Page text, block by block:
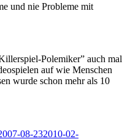
und nie Probleme mit
Polemiker” auch mal
auf wie Menschen
wurde schon mehr als 10
08-232010-02-